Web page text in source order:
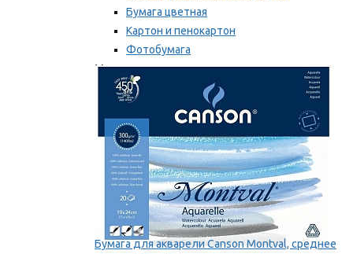
Бумага цветная
Картон и пенокартон
Фотобумага
Мы рекомендуем
Бумага для акварели Canson Montval, среднее